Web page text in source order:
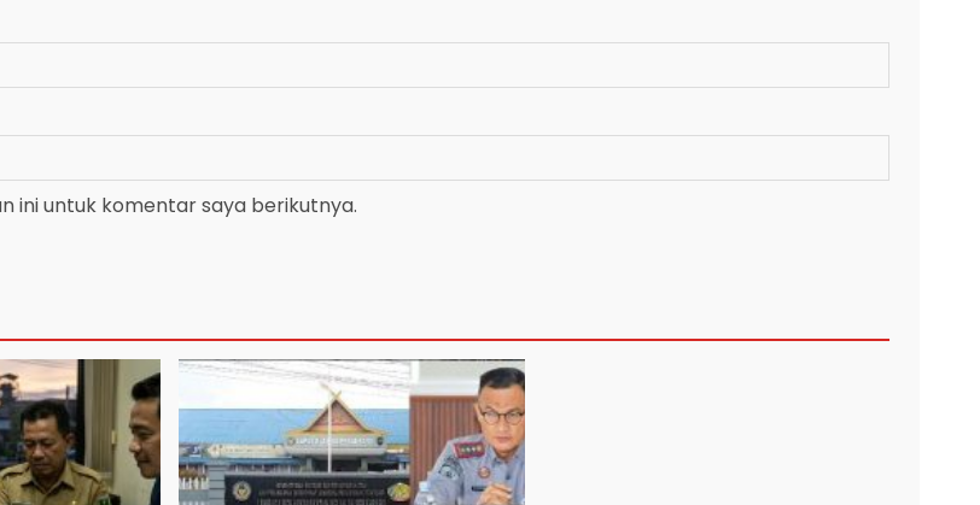
ini untuk komentar saya berikutnya.